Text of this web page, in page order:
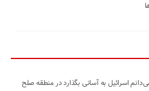
اسرائیل به آسانی بگذارد در منطقه صلح